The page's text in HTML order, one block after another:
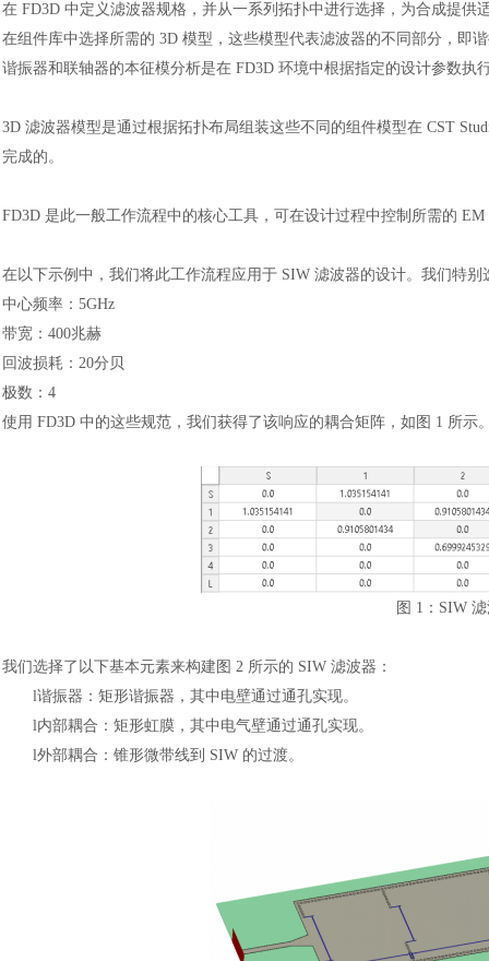
在 FD3D 中定义滤波器规格，并从一系列拓扑中进行选择，为合成提供
在组件库中选择所需的 3D 模型，这些模型代表滤波器的不同部分，即
谐振器和联轴器的本征模分析是在 FD3D 环境中根据指定的设计参数执
3D 滤波器模型是通过根据拓扑布局组装这些不同的组件模型在 CST
完成的。
FD3D 是此一般工作流程中的核心工具，可在设计过程中控制所需的
在以下示例中，我们将此工作流程应用于 SIW 滤波器的设计。我们特
中心频率： 5GHz
带宽： 400兆赫
回波损耗： 20分贝
极数： 4
使用 FD3D 中的这些规范，我们获得了该响应的耦合矩阵，如图 1 所
图 1：SIW
我们选择了以下基本元素来构建图 2 所示的 SIW 滤波器：
l谐振器：矩形谐振器，其中电壁通过通孔实现。
l内部耦合：矩形虹膜，其中电气壁通过通孔实现。
l外部耦合：锥形微带线到 SIW 的过渡。